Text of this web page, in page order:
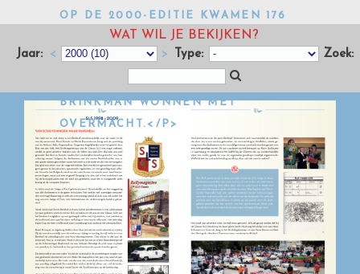
OP DE 2000-EDITIE KWAMEN 176
DEELNEMERS AF. DE “JUDGE OF
FACT” MAAKTE ZIJN OPWACHTING.
BERRY KRUITBOSCH EN HANS
BRINKMAN WONNEN MET
OVERMACHT.</P>
WAT WIL JE BEKIJKEN?
Jaar: < > Type: Zoek: